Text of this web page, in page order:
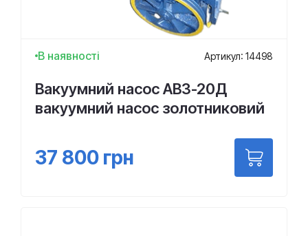
В наявності Артикул: 14498
Вакуумний насос АВЗ-20Д
вакуумний насос золотниковий
37 800 грн